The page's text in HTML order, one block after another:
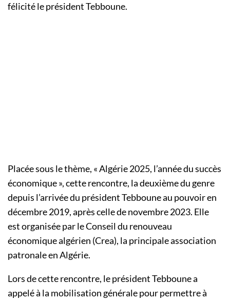
félicité le président Tebboune.
Placée sous le thème, « Algérie 2025, l’année du succès
économique », cette rencontre, la deuxième du genre
depuis l’arrivée du président Tebboune au pouvoir en
décembre 2019, après celle de novembre 2023. Elle
est organisée par le Conseil du renouveau
économique algérien (Crea), la principale association
patronale en Algérie.
Lors de cette rencontre, le président Tebboune a
appelé à la mobilisation générale pour permettre à